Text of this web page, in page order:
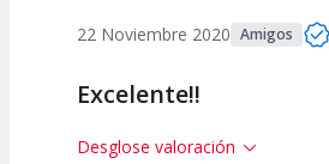
22 Noviembre 2020 Amigos
Excelente!!
Desglose valoración